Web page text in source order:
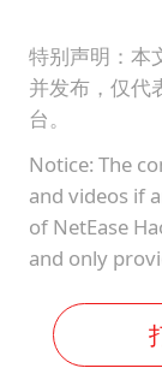
特别声明：本
并发布，仅代
台。
Notice: The
and videos if
of NetEase
and only